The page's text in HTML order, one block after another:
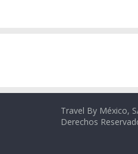
Travel By México,
Derechos